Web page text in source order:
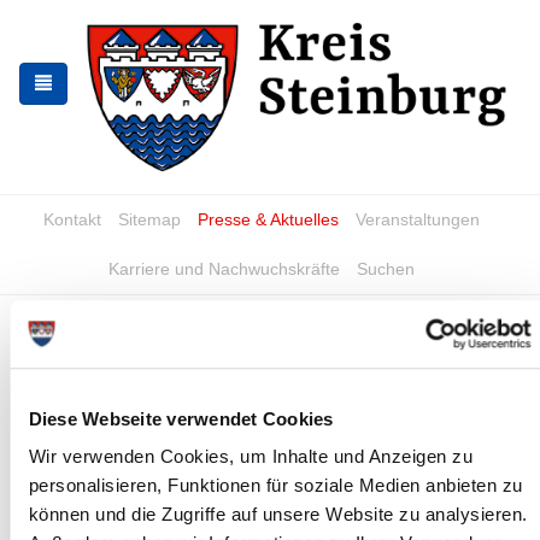
Diese Webseite verwendet Cookies
Wir verwenden Cookies, um Inhalte und Anzeigen zu
personalisieren, Funktionen für soziale Medien anbieten zu
können und die Zugriffe auf unsere Website zu analysieren.
springen
springen
Kontakt Sitemap Presse & Aktuelles Veranstaltungen
Karriere und Nachwuchskräfte Suchen
Straßensperrungen